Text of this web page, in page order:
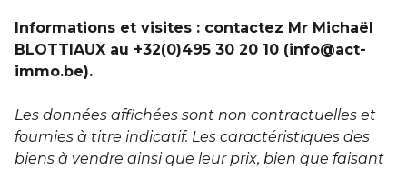
Informations et visites : contactez Mr Michaël
BLOTTIAUX au +32(0)495 30 20 10 (info@act-
immo.be).
Les données affichées sont non contractuelles et
fournies à titre indicatif. Les caractéristiques des
biens à vendre ainsi que leur prix, bien que faisant